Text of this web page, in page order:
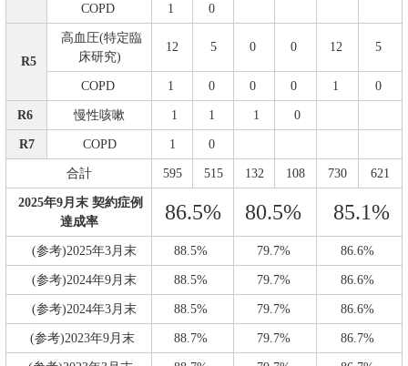
COPD 1 0
R5
高血圧(特定臨
床研究)
12 5 0 0 12 5
COPD 1 0 0 0 1 0
R6 慢性咳嗽 1 1 1 0
R7 COPD 1 0
合計 595 515 132 108 730 621
2025年9月末 契約症例
達成率
86.5% 80.5% 85.1%
(参考)2025年3月末 88.5% 79.7% 86.6%
(参考)2024年9月末 88.5% 79.7% 86.6%
(参考)2024年3月末 88.5% 79.7% 86.6%
(参考)2023年9月末 88.7% 79.7% 86.7%